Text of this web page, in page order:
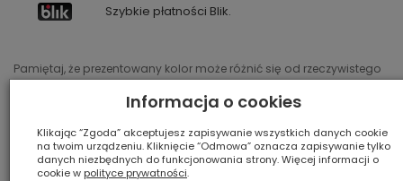
Szybkie płatności Blik.
Pamiętaj, że prezentowany kolor może różnić się od rzeczywistego
w zależności od ustawień sprzętu, na którym jest wyświetlany.
dostawa z Comfino do 14 dni
Informacja o cookies
Klikając “Zgoda” akceptujesz zapisywanie wszystkich danych cookie
na twoim urządzeniu. Kliknięcie “Odmowa” oznacza zapisywanie tylko
danych niezbędnych do funkcjonowania strony. Więcej informacji o
cookie w polityce prywatności.